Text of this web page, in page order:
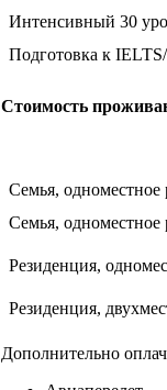
Интенсивный 30
Подготовка к
Стоимость
Семья,
Семья, одноместное
Резиденция,
Резиденция,
Дополнительно